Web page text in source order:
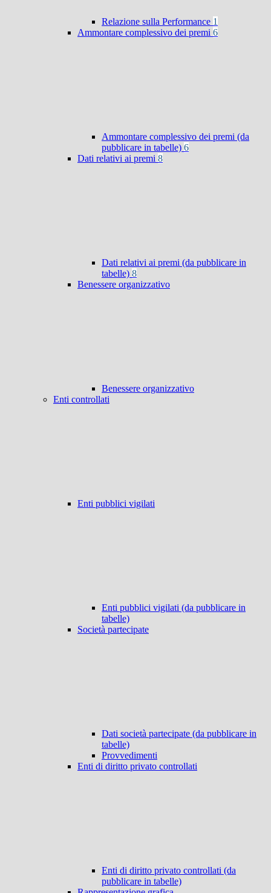
Relazione sulla Performance 1
Ammontare complessivo dei premi 6
Ammontare complessivo dei premi (da
pubblicare in tabelle) 6
Dati relativi ai premi 8
Dati relativi ai premi (da pubblicare in
tabelle) 8
Benessere organizzativo
Benessere organizzativo
Enti controllati
Enti pubblici vigilati
Enti pubblici vigilati (da pubblicare in
tabelle)
Società partecipate
Dati società partecipate (da pubblicare in
tabelle)
Provvedimenti
Enti di diritto privato controllati
Enti di diritto privato controllati (da
pubblicare in tabelle)